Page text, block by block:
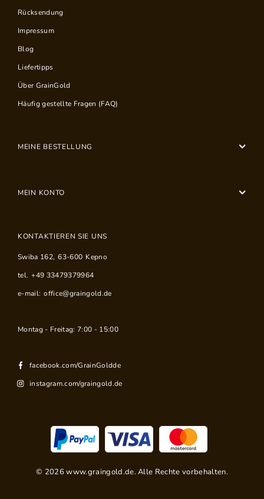
Rücksendung
Impressum
Blog
Liefertipps
Über GrainGold
Häufig gestellte Fragen (FAQ)
MEINE BESTELLUNG
MEIN KONTO
KONTAKTIEREN SIE UNS
Swiba 162, 63-600 Kepno
tel. +49 33479379964
e-mail: office@graingold.de
Montag - Freitag: 7:00 - 15:00
facebook.com/GrainGoldde
instagram.com/graingold.de
© 2026 www.graingold.de. Alle Rechte vorbehalten.